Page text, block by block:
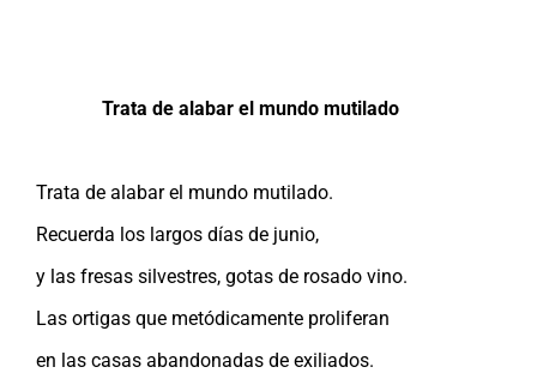
Trata de alabar el mundo mutilado
Trata de alabar el mundo mutilado.
Recuerda los largos días de junio,
y las fresas silvestres, gotas de rosado vino.
Las ortigas que metódicamente proliferan
en las casas abandonadas de exiliados.